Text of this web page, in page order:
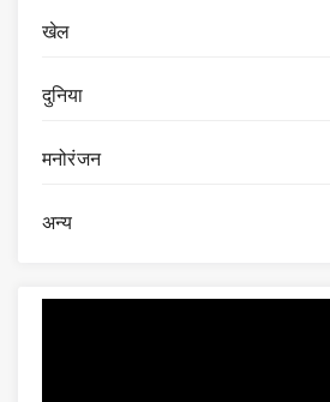
खेल
दुनिया
मनोरंजन
अन्य